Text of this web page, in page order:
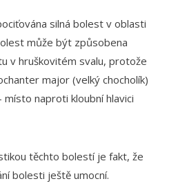
silná bolest v oblasti
může být způsobena
v hruškovitém svalu, protože
major (velký chocholík)
naproti kloubní hlavici
těchto bolestí je fakt, že
bolesti ještě umocní.